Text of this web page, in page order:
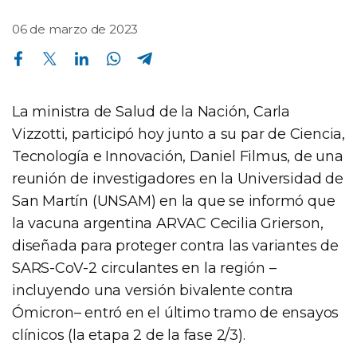
06 de marzo de 2023
Compartir en Facebook Compartir en Twitter Compartir en Linkedin Compartir en Whatsapp
La ministra de Salud de la Nación, Carla
Vizzotti, participó hoy junto a su par de Ciencia,
Tecnología e Innovación, Daniel Filmus, de una
reunión de investigadores en la Universidad de
San Martín (UNSAM) en la que se informó que
la vacuna argentina ARVAC Cecilia Grierson,
diseñada para proteger contra las variantes de
SARS-CoV-2 circulantes en la región –
incluyendo una versión bivalente contra
Ómicron– entró en el último tramo de ensayos
clínicos (la etapa 2 de la fase 2/3).